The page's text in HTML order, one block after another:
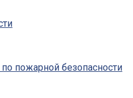
пожарной безопасности